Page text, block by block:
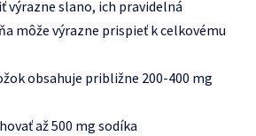
výrazne slano, ich pravidelná
môže výrazne prispieť k celkovému
obsahuje približne 200-400 mg
až 500 mg sodíka